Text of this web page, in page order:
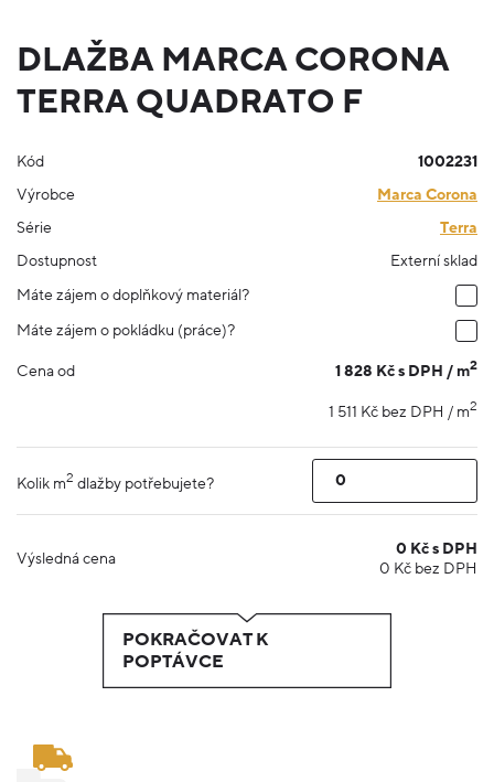
DLAŽBA MARCA CORONA
TERRA QUADRATO F
Kód
1002231
Výrobce
Marca Corona
Série
Terra
Dostupnost
Externí sklad
Máte zájem o doplňkový materiál?
Máte zájem o pokládku (práce)?
Cena od
1 828 Kč s DPH / m2
1 511 Kč bez DPH / m2
Kolik m2 dlažby potřebujete?
Výsledná cena 0 Kč s DPH
0 Kč bez DPH
POKRAČOVAT K
POPTÁVCE